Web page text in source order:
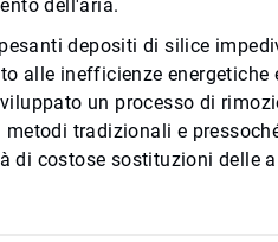
dell'aria.
depositi di silice
alle inefficienze energetiche
un processo di
tradizionali e
di costose sostituzioni delle